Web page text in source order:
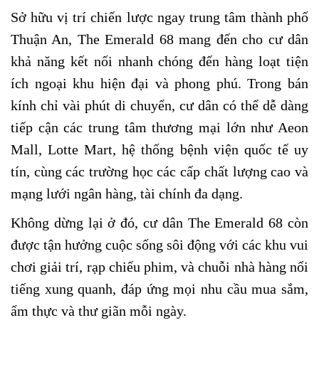
Sở hữu vị trí chiến lược ngay trung tâm thành phố
Thuận An, The Emerald 68 mang đến cho cư dân
khả năng kết nối nhanh chóng đến hàng loạt tiện
ích ngoại khu hiện đại và phong phú. Trong bán
kính chỉ vài phút di chuyển, cư dân có thể dễ dàng
tiếp cận các trung tâm thương mại lớn như Aeon
Mall, Lotte Mart, hệ thống bệnh viện quốc tế uy
tín, cùng các trường học các cấp chất lượng cao và
mạng lưới ngân hàng, tài chính đa dạng.
Không dừng lại ở đó, cư dân The Emerald 68 còn
được tận hưởng cuộc sống sôi động với các khu vui
chơi giải trí, rạp chiếu phim, và chuỗi nhà hàng nổi
tiếng xung quanh, đáp ứng mọi nhu cầu mua sắm,
ẩm thực và thư giãn mỗi ngày.